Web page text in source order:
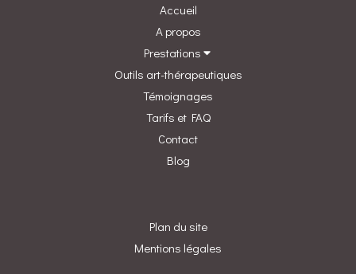
Accueil
A propos
Prestations
Outils art-thérapeutiques
Témoignages
Tarifs et FAQ
Contact
Blog
Plan du site
Mentions légales